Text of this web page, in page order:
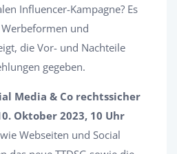
Influencer-Kampagne? Es
und
die Vor- und Nachteile
gegeben.
Media & Co rechtssicher
Oktober 2023, 10 Uhr
Webseiten und Social